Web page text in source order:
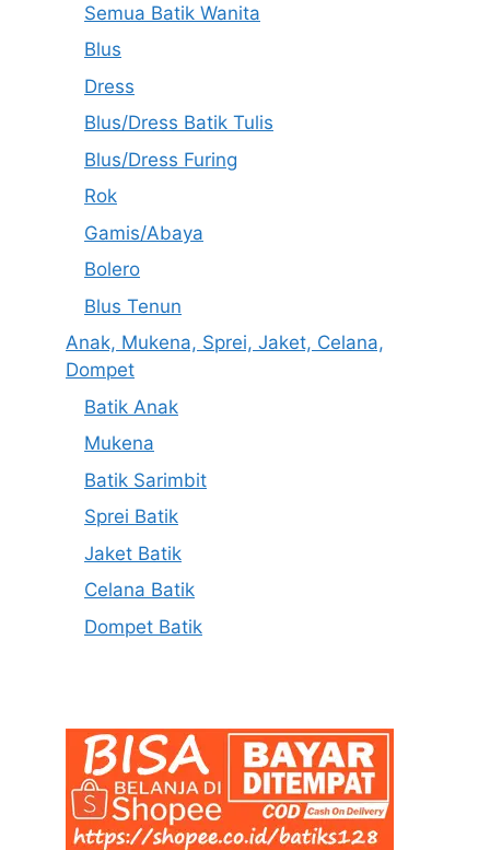
Semua Batik Wanita
Blus
Dress
Blus/Dress Batik Tulis
Blus/Dress Furing
Rok
Gamis/Abaya
Bolero
Blus Tenun
Anak, Mukena, Sprei, Jaket, Celana,
Dompet
Batik Anak
Mukena
Batik Sarimbit
Sprei Batik
Jaket Batik
Celana Batik
Dompet Batik